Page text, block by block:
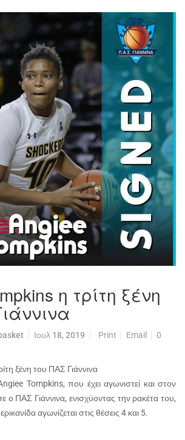
η τρίτη ξένη
Ιουλ 18, 2019 Print Email
0
ξένη του ΠΑΣ Γιάννινα
Tompkins, που έχει αγωνιστεί και στον
ο ΠΑΣ Γιάννινα, ενισχύοντας την ρακέτα του,
αγωνίζεται στις θέσεις 4 και 5.